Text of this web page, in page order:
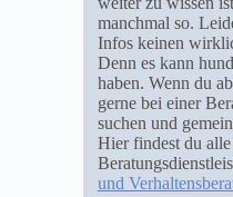
manchmal so.
Infos keinen
Denn es kann
haben. Wenn du
gerne bei einer
suchen und
Hier findest du
und